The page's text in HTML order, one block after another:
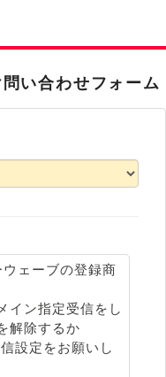
い合わせフォーム
ェーブの登録商
イン指定受信をし
解除するか
設定をお願いし